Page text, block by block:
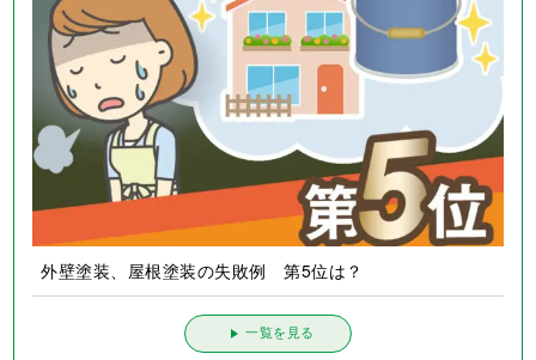
外壁塗装、屋根塗装の失敗例 第5位は？
一覧を見る